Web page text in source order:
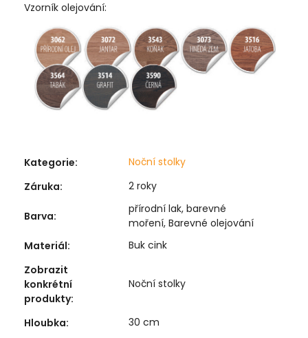
Vzorník olejování:
Kategorie:
Noční stolky
Záruka: 2 roky
Barva:
přírodní lak, barevné
moření, Barevné olejování
Materiál:
Buk cink
Zobrazit
konkrétní
produkty:
Noční stolky
Hloubka:
30 cm